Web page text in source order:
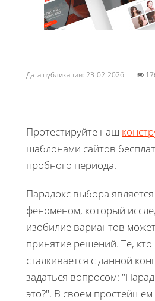
Дата публикации: 23-02-2026
Протестируйте наш
шаблонами сайтов
пробного периода.
Парадокс выбора
феноменом, который
изобилие вариантов
принятие решений. Те,
сталкивается с данной
задаться вопросом:
это?". В своем